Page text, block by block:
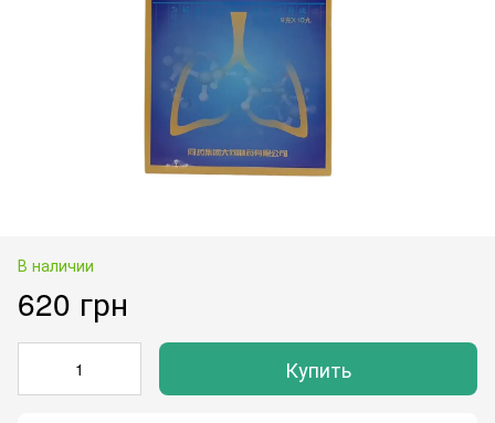
В наличии
620 грн
Купить